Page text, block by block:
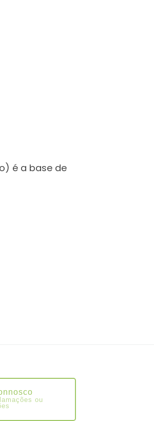
é a base de
ou